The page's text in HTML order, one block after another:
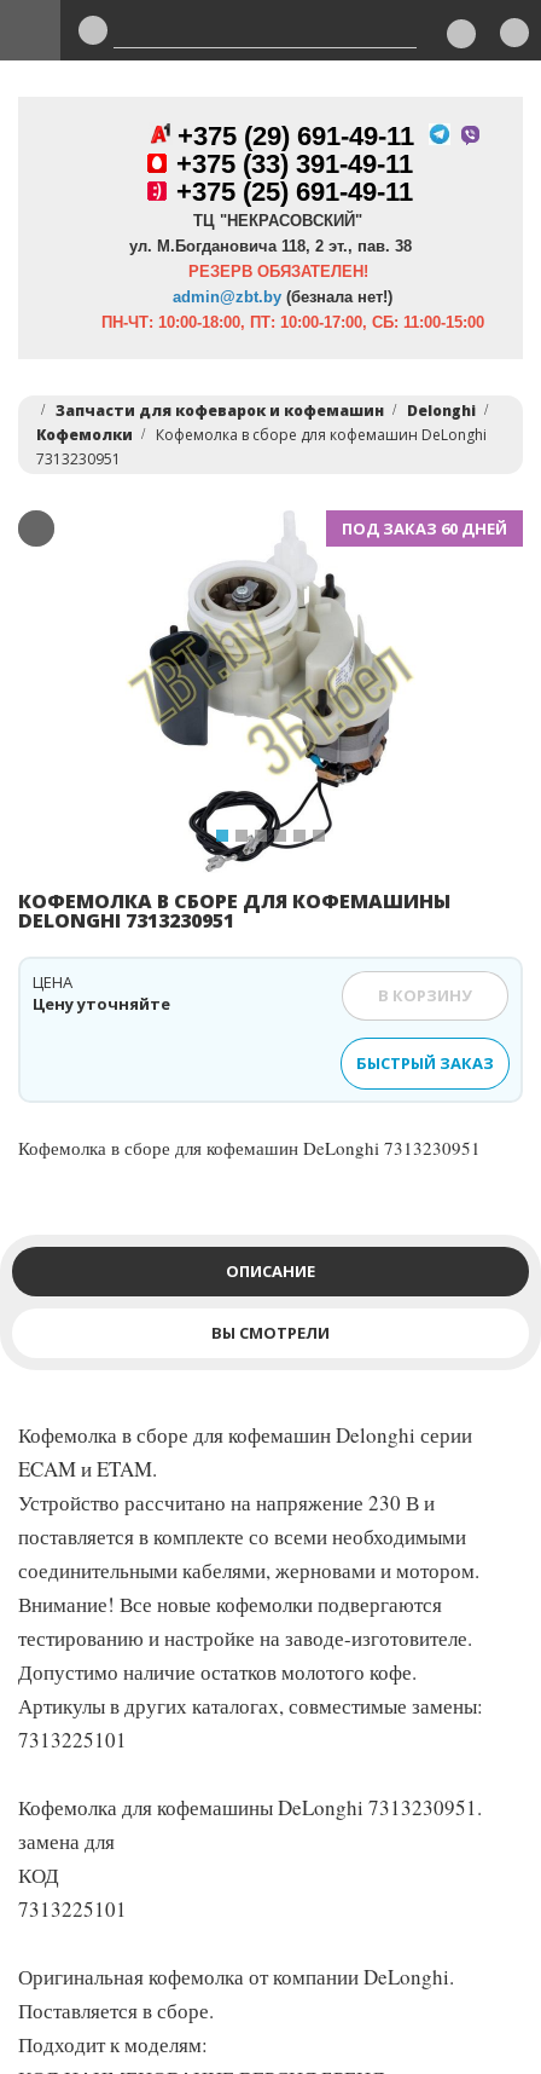
+375 (29) 691-49-11
+375 (33) 391-49-11
+375 (25) 691-49-11
ТЦ "НЕКРАСОВСКИЙ"
ул. М.Богдановича 118, 2 эт., пав. 38
РЕЗЕРВ ОБЯЗАТЕЛЕН!
admin@zbt.by (безнала нет!)
ПН-ЧТ: 10:00-18:00, ПТ: 10:00-17:00, СБ: 11:00-15:00
Запчасти для кофеварок и кофемашин
Delonghi
Кофемолки
Кофемолка в сборе для кофемашин DeLonghi
7313230951
ПОД ЗАКАЗ 60 ДНЕЙ
Previous
КОФЕМОЛКА В СБОРЕ ДЛЯ КОФЕМАШИНЫ
DELONGHI 7313230951
Цену уточняйте
ЦЕНА
В КОРЗИНУ
БЫСТРЫЙ ЗАКАЗ
Кофемолка в сборе для кофемашин DeLonghi 7313230951
ОПИСАНИЕ
ВЫ СМОТРЕЛИ
Кофемолка в сборе для кофемашин Delonghi серии
ECAM и ETAM.
Устройство рассчитано на напряжение 230 В и
поставляется в комплекте со всеми необходимыми
соединительными кабелями, жерновами и мотором.
Внимание! Все новые кофемолки подвергаются
тестированию и настройке на заводе-изготовителе.
Допустимо наличие остатков молотого кофе.
Артикулы в других каталогах, совместимые замены:
7313225101
Кофемолка для кофемашины DeLonghi 7313230951.
замена для
КОД
7313225101
Оригинальная кофемолка от компании DeLonghi.
Поставляется в сборе.
Подходит к моделям: